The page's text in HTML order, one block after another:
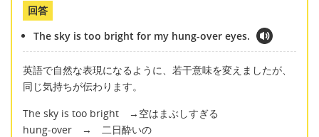
回答
The sky is too bright for my hung-over eyes.
英語で自然な表現になるように、若干意味を変えましたが、
同じ気持ちが伝わります。
The sky is too bright →空はまぶしすぎる
hung-over → 二日酔いの